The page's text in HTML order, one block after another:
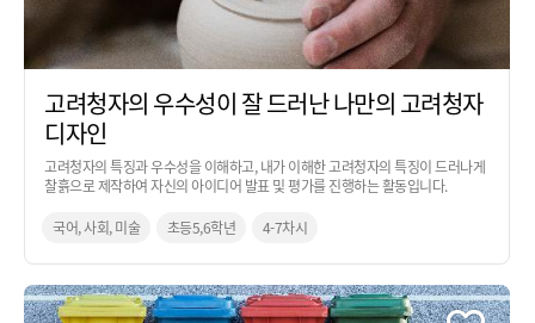
고려청자의 우수성이 잘 드러난 나만의 고려청자
디자인
고려청자의 특징과 우수성을 이해하고, 내가 이해한 고려청자의 특징이 드러나게
찰흙으로 제작하여 자신의 아이디어 발표 및 평가를 진행하는 활동입니다.
국어, 사회, 미술 초등5,6학년 4-7차시